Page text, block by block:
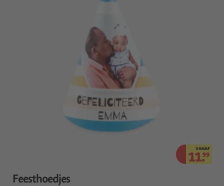
VANAF
11.99
Feesthoedjes